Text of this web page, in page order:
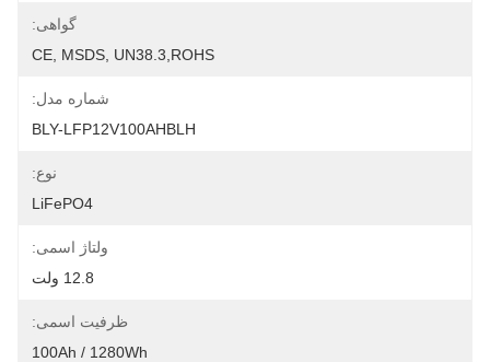
گواهی:
CE, MSDS, UN38.3,ROHS
شماره مدل:
BLY-LFP12V100AHBLH
نوع:
LiFePO4
ولتاژ اسمی:
12.8 ولت
ظرفیت اسمی:
100Ah / 1280Wh